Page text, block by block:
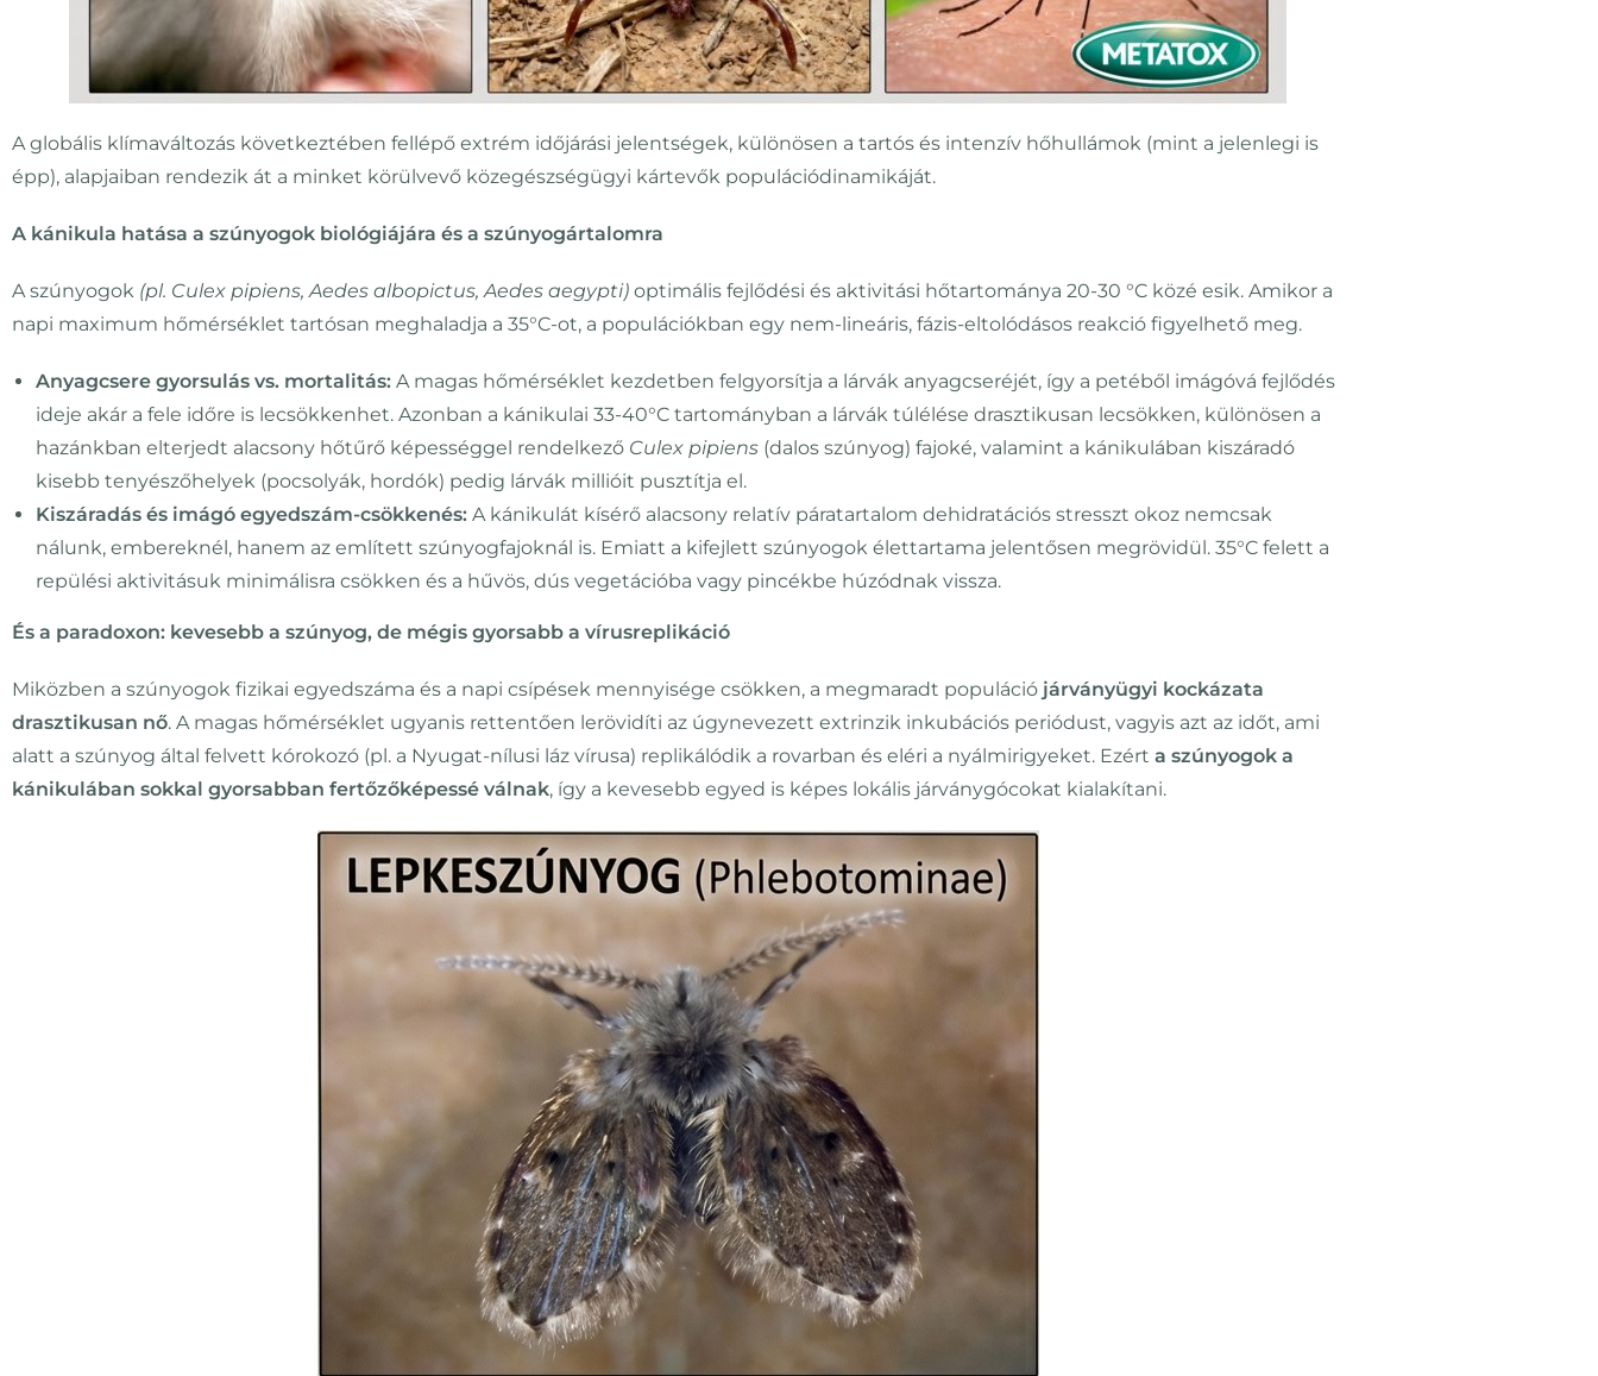
A globális klímaváltozás következtében fellépő extrém időjárási jelentségek, különösen a tartós és intenzív hőhullámok (mint a jelenlegi is
épp), alapjaiban rendezik át a minket körülvevő közegészségügyi kártevők populációdinamikáját.
A kánikula hatása a szúnyogok biológiájára és a szúnyogártalomra
A szúnyogok (pl. Culex pipiens, Aedes albopictus, Aedes aegypti) optimális fejlődési és aktivitási hőtartománya 20-30 °C közé esik. Amikor a
napi maximum hőmérséklet tartósan meghaladja a 35°C-ot, a populációkban egy nem-lineáris, fázis-eltolódásos reakció figyelhető meg.
Anyagcsere gyorsulás vs. mortalitás: A magas hőmérséklet kezdetben felgyorsítja a lárvák anyagcseréjét, így a petéből imágóvá fejlődés
ideje akár a fele időre is lecsökkenhet. Azonban a kánikulai 33-40°C tartományban a lárvák túlélése drasztikusan lecsökken, különösen a
hazánkban elterjedt alacsony hőtűrő képességgel rendelkező Culex pipiens (dalos szúnyog) fajoké, valamint a kánikulában kiszáradó
kisebb tenyészőhelyek (pocsolyák, hordók) pedig lárvák millióit pusztítja el.
Kiszáradás és imágó egyedszám-csökkenés: A kánikulát kísérő alacsony relatív páratartalom dehidratációs stresszt okoz nemcsak
nálunk, embereknél, hanem az említett szúnyogfajoknál is. Emiatt a kifejlett szúnyogok élettartama jelentősen megrövidül. 35°C felett a
repülési aktivitásuk minimálisra csökken és a hűvös, dús vegetációba vagy pincékbe húzódnak vissza.
És a paradoxon: kevesebb a szúnyog, de mégis gyorsabb a vírusreplikáció
Miközben a szúnyogok fizikai egyedszáma és a napi csípések mennyisége csökken, a megmaradt populáció járványügyi kockázata
drasztikusan nő. A magas hőmérséklet ugyanis rettentően lerövidíti az úgynevezett extrinzik inkubációs periódust, vagyis azt az időt, ami
alatt a szúnyog által felvett kórokozó (pl. a Nyugat-nílusi láz vírusa) replikálódik a rovarban és eléri a nyálmirigyeket. Ezért a szúnyogok a
kánikulában sokkal gyorsabban fertőzőképessé válnak, így a kevesebb egyed is képes lokális járványgócokat kialakítani.